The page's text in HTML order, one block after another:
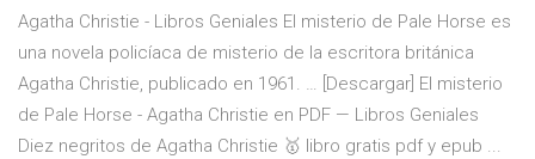
Agatha Christie - Libros Geniales El misterio de Pale Horse es
una novela policíaca de misterio de la escritora británica
Agatha Christie, publicado en 1961. … [Descargar] El misterio
de Pale Horse - Agatha Christie en PDF — Libros Geniales
Diez negritos de Agatha Christie 🥇 libro gratis pdf y epub ...